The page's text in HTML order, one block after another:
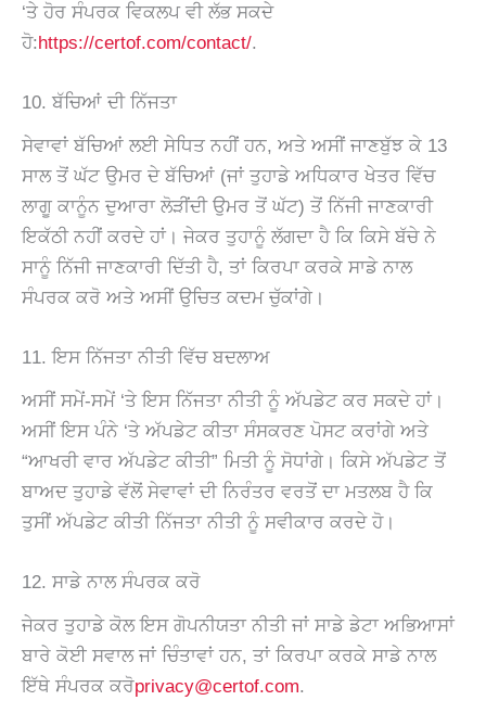
‘ਤੇ ਹੋਰ ਸੰਪਰਕ ਵਿਕਲਪ ਵੀ ਲੱਭ ਸਕਦੇ
ਹੋ:https://certof.com/contact/.
10. ਬੱਚਿਆਂ ਦੀ ਨਿੱਜਤਾ
ਸੇਵਾਵਾਂ ਬੱਚਿਆਂ ਲਈ ਸੇਧਿਤ ਨਹੀਂ ਹਨ, ਅਤੇ ਅਸੀਂ ਜਾਣਬੁੱਝ ਕੇ 13
ਸਾਲ ਤੋਂ ਘੱਟ ਉਮਰ ਦੇ ਬੱਚਿਆਂ (ਜਾਂ ਤੁਹਾਡੇ ਅਧਿਕਾਰ ਖੇਤਰ ਵਿੱਚ
ਲਾਗੂ ਕਾਨੂੰਨ ਦੁਆਰਾ ਲੋੜੀਂਦੀ ਉਮਰ ਤੋਂ ਘੱਟ) ਤੋਂ ਨਿੱਜੀ ਜਾਣਕਾਰੀ
ਇਕੱਠੀ ਨਹੀਂ ਕਰਦੇ ਹਾਂ। ਜੇਕਰ ਤੁਹਾਨੂੰ ਲੱਗਦਾ ਹੈ ਕਿ ਕਿਸੇ ਬੱਚੇ ਨੇ
ਸਾਨੂੰ ਨਿੱਜੀ ਜਾਣਕਾਰੀ ਦਿੱਤੀ ਹੈ, ਤਾਂ ਕਿਰਪਾ ਕਰਕੇ ਸਾਡੇ ਨਾਲ
ਸੰਪਰਕ ਕਰੋ ਅਤੇ ਅਸੀਂ ਉਚਿਤ ਕਦਮ ਚੁੱਕਾਂਗੇ।
11. ਇਸ ਨਿੱਜਤਾ ਨੀਤੀ ਵਿੱਚ ਬਦਲਾਅ
ਅਸੀਂ ਸਮੇਂ-ਸਮੇਂ ‘ਤੇ ਇਸ ਨਿੱਜਤਾ ਨੀਤੀ ਨੂੰ ਅੱਪਡੇਟ ਕਰ ਸਕਦੇ ਹਾਂ।
ਅਸੀਂ ਇਸ ਪੰਨੇ ‘ਤੇ ਅੱਪਡੇਟ ਕੀਤਾ ਸੰਸਕਰਣ ਪੋਸਟ ਕਰਾਂਗੇ ਅਤੇ
“ਆਖਰੀ ਵਾਰ ਅੱਪਡੇਟ ਕੀਤੀ” ਮਿਤੀ ਨੂੰ ਸੋਧਾਂਗੇ। ਕਿਸੇ ਅੱਪਡੇਟ ਤੋਂ
ਬਾਅਦ ਤੁਹਾਡੇ ਵੱਲੋਂ ਸੇਵਾਵਾਂ ਦੀ ਨਿਰੰਤਰ ਵਰਤੋਂ ਦਾ ਮਤਲਬ ਹੈ ਕਿ
ਤੁਸੀਂ ਅੱਪਡੇਟ ਕੀਤੀ ਨਿੱਜਤਾ ਨੀਤੀ ਨੂੰ ਸਵੀਕਾਰ ਕਰਦੇ ਹੋ।
12. ਸਾਡੇ ਨਾਲ ਸੰਪਰਕ ਕਰੋ
ਜੇਕਰ ਤੁਹਾਡੇ ਕੋਲ ਇਸ ਗੋਪਨੀਯਤਾ ਨੀਤੀ ਜਾਂ ਸਾਡੇ ਡੇਟਾ ਅਭਿਆਸਾਂ
ਬਾਰੇ ਕੋਈ ਸਵਾਲ ਜਾਂ ਚਿੰਤਾਵਾਂ ਹਨ, ਤਾਂ ਕਿਰਪਾ ਕਰਕੇ ਸਾਡੇ ਨਾਲ
ਇੱਥੇ ਸੰਪਰਕ ਕਰੋprivacy@certof.com.